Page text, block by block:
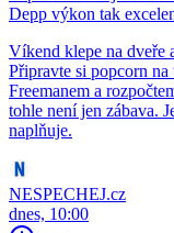
Depp výkon tak
Víkend klepe na dveře
Připravte si popcorn
Freemanem a
tohle není jen zábava.
naplňuje.
NESPECHEJ.cz
dnes, 10:00